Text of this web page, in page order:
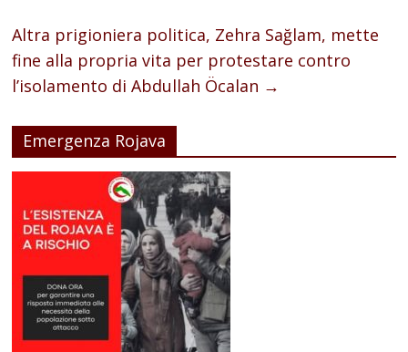
Altra prigioniera politica, Zehra Sağlam, mette
fine alla propria vita per protestare contro
l’isolamento di Abdullah Öcalan →
Emergenza Rojava